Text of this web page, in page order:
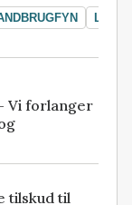
Vi forlanger
tilskud til